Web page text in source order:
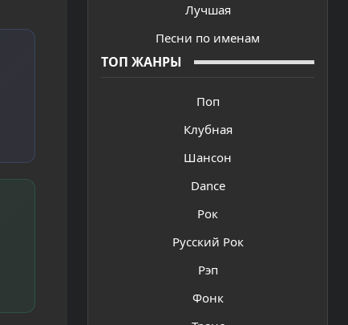
Лучшая
Песни по именам
ТОП ЖАНРЫ
Поп
Клубная
Шансон
Dance
Рок
Русский Рок
Рэп
Фонк